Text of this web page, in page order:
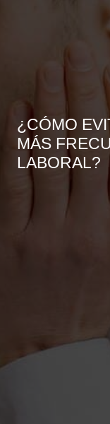
¿CÓMO
MÁS
LABORAL?